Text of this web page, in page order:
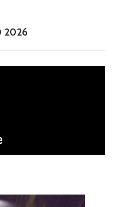
2026